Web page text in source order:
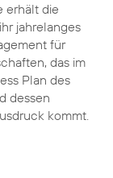
erhält die
jahrelanges
für
das im
Plan des
dessen
kommt.